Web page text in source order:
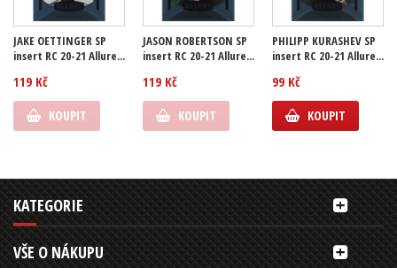
JAKE OETTINGER SP
insert RC 20-21 Allure...
119 Kč
KOUPIT
JASON ROBERTSON SP
insert RC 20-21 Allure...
119 Kč
KOUPIT
PHILIPP KURASHEV SP
insert RC 20-21 Allure...
99 Kč
KOUPIT
KATEGORIE
VŠE O NÁKUPU